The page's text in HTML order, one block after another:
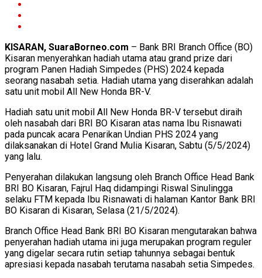
KISARAN, SuaraBorneo.com – Bank BRI Branch Office (BO)
Kisaran menyerahkan hadiah utama atau grand prize dari
program Panen Hadiah Simpedes (PHS) 2024 kepada
seorang nasabah setia. Hadiah utama yang diserahkan adalah
satu unit mobil All New Honda BR-V.
Hadiah satu unit mobil All New Honda BR-V tersebut diraih
oleh nasabah dari BRI BO Kisaran atas nama Ibu Risnawati
pada puncak acara Penarikan Undian PHS 2024 yang
dilaksanakan di Hotel Grand Mulia Kisaran, Sabtu (5/5/2024)
yang lalu.
Penyerahan dilakukan langsung oleh Branch Office Head Bank
BRI BO Kisaran, Fajrul Haq didampingi Riswal Sinulingga
selaku FTM kepada Ibu Risnawati di halaman Kantor Bank BRI
BO Kisaran di Kisaran, Selasa (21/5/2024).
Branch Office Head Bank BRI BO Kisaran mengutarakan bahwa
penyerahan hadiah utama ini juga merupakan program reguler
yang digelar secara rutin setiap tahunnya sebagai bentuk
apresiasi kepada nasabah terutama nasabah setia Simpedes.